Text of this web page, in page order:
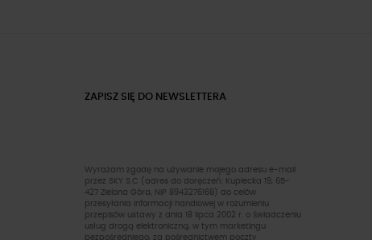
ZAPISZ SIĘ DO NEWSLETTERA
Wyrażam zgodę na używanie mojego adresu e-mail
przez SKY S.C (adres do doręczeń: Kupiecka 19, 65-
427 Zielona Góra, NIP 8943276168) do celów
przesyłania informacji handlowej w rozumieniu
przepisów ustawy z dnia 18 lipca 2002 r. o świadczeniu
usług drogą elektroniczną, w tym marketingu
bezpośredniego, za pośrednictwem poczty